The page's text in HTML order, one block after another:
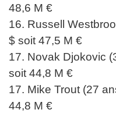
48,6 M €
16. Russell
$ soit 47,5 M €
17. Novak Djokovic
soit 44,8 M €
17. Mike Trout (27
44,8 M €